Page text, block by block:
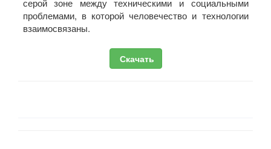
серой зоне между техническими и социальными
проблемами, в которой человечество и технологии
взаимосвязаны.
Скачать